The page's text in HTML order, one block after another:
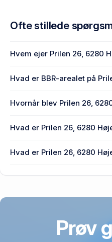
Ofte stillede
Hvem ejer Prilen 26, 6280
Hvad er BBR-arealet på
Hvornår blev Prilen 26,
Hvad er Prilen 26, 6280
senest blev handlet i 2019.
Hvad er Prilen 26, 6280
Prøv